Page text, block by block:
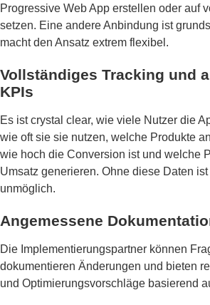
Progressive Web App erstellen oder auf
setzen. Eine andere Anbindung ist
macht den Ansatz extrem flexibel.
Vollständiges Tracking und
KPIs
Es ist crystal clear, wie viele Nutzer die
wie oft sie sie nutzen, welche Produkte
wie hoch die Conversion ist und welche
Umsatz generieren. Ohne diese Daten
unmöglich.
Angemessene
Die Implementierungspartner können
dokumentieren Änderungen und bieten
und Optimierungsvorschläge basierend